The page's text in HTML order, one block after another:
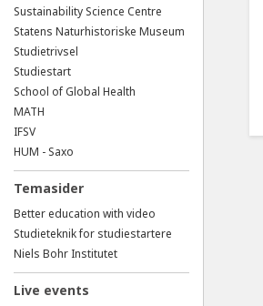
Sustainability Science Centre
Statens Naturhistoriske Museum
Studietrivsel
Studiestart
School of Global Health
MATH
IFSV
HUM - Saxo
Temasider
Better education with video
Studieteknik for studiestartere
Niels Bohr Institutet
Live events